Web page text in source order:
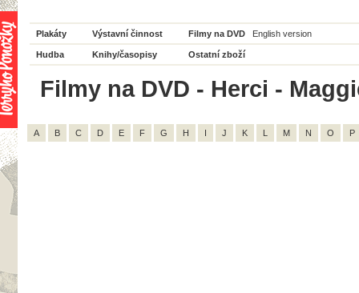
Plakáty Výstavní činnost Filmy na DVD English version
Hudba Knihy/časopisy Ostatní zboží
Filmy na DVD - Herci -
A B C D E F G H I J K L M N O P